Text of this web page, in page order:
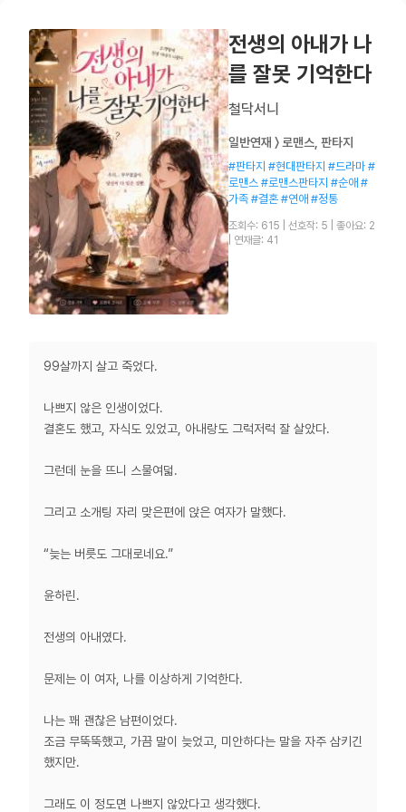
전생의 아내가 나
를 잘못 기억한다
철닥서니
일반연재 〉 로맨스, 판타지
#판타지 #현대판타지 #드라마 #
로맨스 #로맨스판타지 #순애 #
가족 #결혼 #연애 #정통
조회수: 615 선호작: 5
좋아요: 2
연재글: 41
99살까지 살고 죽었다.
나쁘지 않은 인생이었다.
결혼도 했고, 자식도 있었고, 아내랑도 그럭저럭 잘 살았다.
그런데 눈을 뜨니 스물여덟.
그리고 소개팅 자리 맞은편에 앉은 여자가 말했다.
“늦는 버릇도 그대로네요.”
윤하린.
전생의 아내였다.
문제는 이 여자, 나를 이상하게 기억한다.
나는 꽤 괜찮은 남편이었다.
조금 무뚝뚝했고, 가끔 말이 늦었고, 미안하다는 말을 자주 삼키긴
했지만.
그래도 이 정도면 나쁘지 않았다고 생각했다.